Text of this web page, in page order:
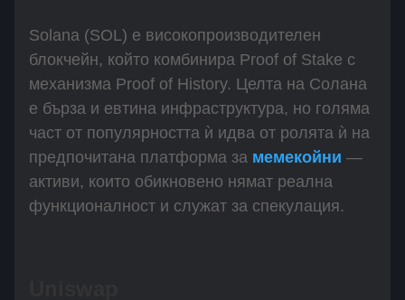
Solana (SOL) е високопроизводителен
блокчейн, който комбинира Proof of Stake с
механизма Proof of History. Целта на Солана
е бърза и евтина инфраструктура, но голяма
част от популярността ѝ идва от ролята ѝ на
предпочитана платформа за мемекойни —
активи, които обикновено нямат реална
функционалност и служат за спекулация.